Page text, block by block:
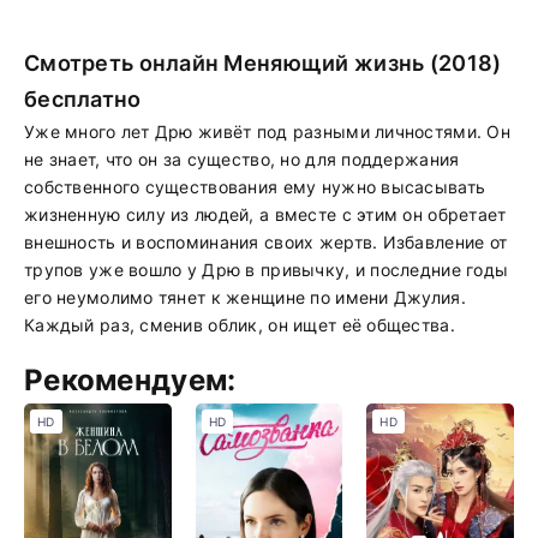
Смотреть онлайн Меняющий жизнь (2018)
бесплатно
Уже много лет Дрю живёт под разными личностями. Он
не знает, что он за существо, но для поддержания
собственного существования ему нужно высасывать
жизненную силу из людей, а вместе с этим он обретает
внешность и воспоминания своих жертв. Избавление от
трупов уже вошло у Дрю в привычку, и последние годы
его неумолимо тянет к женщине по имени Джулия.
Каждый раз, сменив облик, он ищет её общества.
Рекомендуем:
HD HD HD